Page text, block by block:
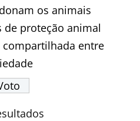
os animais
de proteção animal
compartilhada entre